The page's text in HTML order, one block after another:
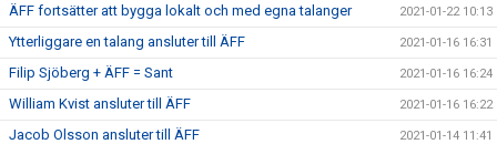
ÄFF fortsätter att bygga lokalt och med egna talanger 2021-01-22 10:13
Ytterliggare en talang ansluter till ÄFF 2021-01-16 16:31
Filip Sjöberg + ÄFF = Sant 2021-01-16 16:24
William Kvist ansluter till ÄFF 2021-01-16 16:22
Jacob Olsson ansluter till ÄFF 2021-01-14 11:41